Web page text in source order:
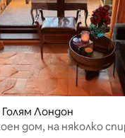
Лондон
дом, на няколко